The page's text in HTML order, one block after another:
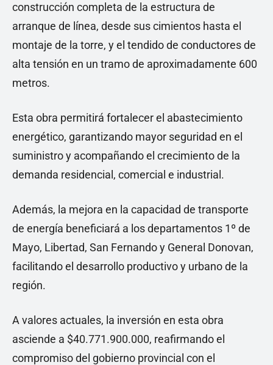
construcción completa de la estructura de
arranque de línea, desde sus cimientos hasta el
montaje de la torre, y el tendido de conductores de
alta tensión en un tramo de aproximadamente 600
metros.
Esta obra permitirá fortalecer el abastecimiento
energético, garantizando mayor seguridad en el
suministro y acompañando el crecimiento de la
demanda residencial, comercial e industrial.
Además, la mejora en la capacidad de transporte
de energía beneficiará a los departamentos 1º de
Mayo, Libertad, San Fernando y General Donovan,
facilitando el desarrollo productivo y urbano de la
región.
A valores actuales, la inversión en esta obra
asciende a $40.771.900.000, reafirmando el
compromiso del gobierno provincial con el